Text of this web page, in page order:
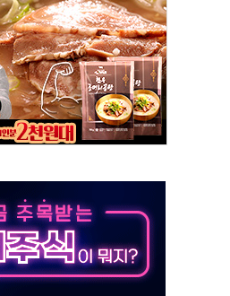
송영길 5.83%
송영길 7.76%
길"
셈법
업계 양극화 심화
석
없어
구한 해프닝"